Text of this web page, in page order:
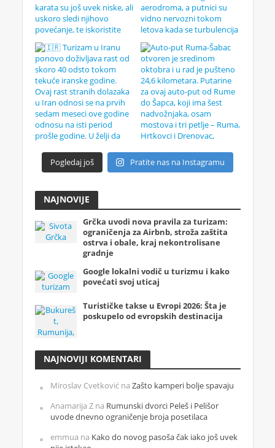
Pogledaj još Pratite nas na Instagramu
NAJNOVIJE
Grčka uvodi nova pravila za turizam:
ograničenja za Airbnb, stroža zaštita
ostrva i obale, kraj nekontrolisane
gradnje
Google lokalni vodič u turizmu i kako
povećati svoj uticaj
Turističke takse u Evropi 2026: Šta je
poskupelo od evropskih destinacija
NAJNOVIJI KOMENTARI
Miroslav Cvetkovićna Zašto kamperi bolje spavaju
Anamarija Zna Rumunski dvorci Peleš i Pelišor
uvode dnevno ograničenje broja posetilaca
emmua na Kako do novog pasoša čak iako još uvek